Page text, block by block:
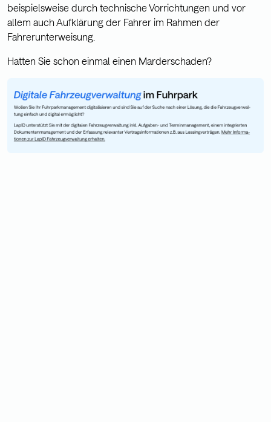
beispielsweise durch technische Vorrichtungen und vor
allem auch Aufklärung der Fahrer im Rahmen der
Fahrerunterweisung.
Hatten Sie schon einmal einen Marderschaden?